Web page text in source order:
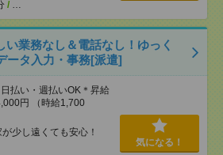
/ …
い業務なし＆電話なし！ゆっく
ータ入力・事務[派遣]
払い・週払いOK＊昇給
円 （時給1,700
少し遠くても安心！
気になる！